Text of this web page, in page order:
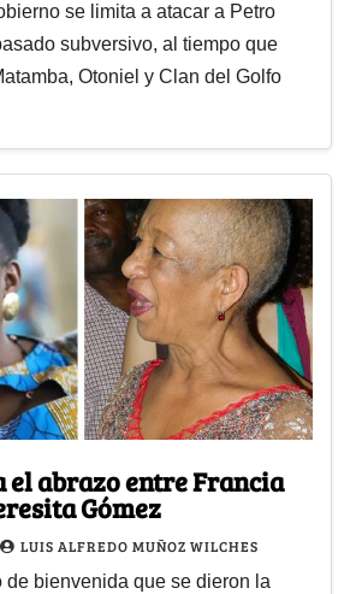
se limita a atacar a Petro
subversivo, al tiempo que
Otoniel y Clan del Golfo
el abrazo entre Francia
Gómez
LUIS ALFREDO MUÑOZ WILCHES
de bienvenida que se dieron la